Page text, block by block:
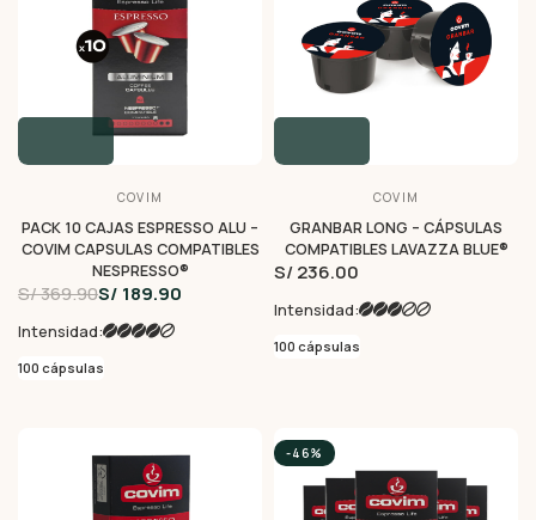
COVIM
PACK 10 CAJAS ESPRESSO ALU –
COVIM CAPSULAS COMPATIBLES
NESPRESSO®
S/ 369.90S/ 189.90
Intensidad:
100 cápsulas
COVIM
GRANBAR LONG – CÁPSULAS
COMPATIBLES LAVAZZA BLUE®
S/ 236.00
Intensidad:
100 cápsulas
-46%